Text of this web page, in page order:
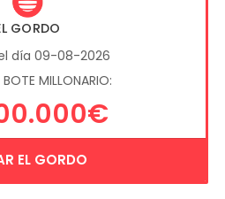
GORDO
día 09-08-2026
MILLONARIO:
EL GORDO